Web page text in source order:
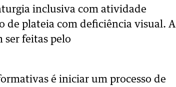
inclusiva com atividade
de plateia com deficiência visual. A
ser feitas pelo
é iniciar um processo de